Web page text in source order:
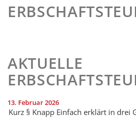
AKTUELLE
13. Februar 2026
Kurz § Knapp Einfach erklärt in drei